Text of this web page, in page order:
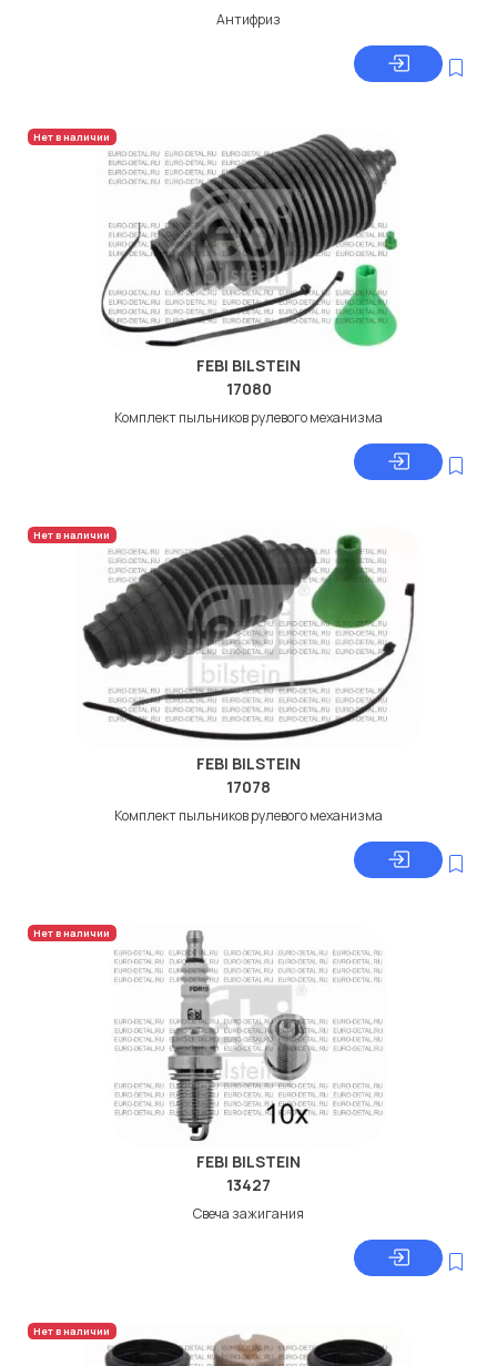
Антифриз
Нет в наличии
FEBI BILSTEIN
17080
Комплект пыльников рулевого механизма
Нет в наличии
FEBI BILSTEIN
17078
Комплект пыльников рулевого механизма
Нет в наличии
FEBI BILSTEIN
13427
Свеча зажигания
Нет в наличии